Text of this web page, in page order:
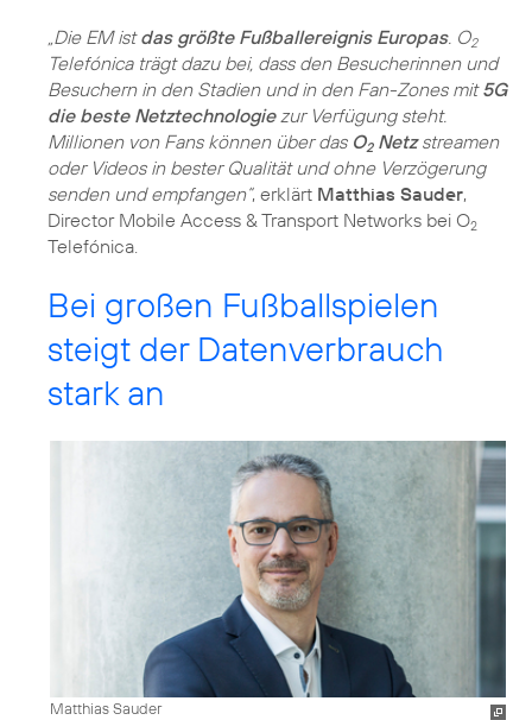
„Die EM istdas größte Fußballereignis Europas. O2
Telefónica trägt dazu bei, dass den Besucherinnen und
Besuchern in den Stadien und in den Fan-Zones mit5G
die beste Netztechnologiezur Verfügung steht.
Millionen von Fans können über das O2Netzstreamen
oder Videos in bester Qualität und ohne Verzögerung
senden und empfangen“, erklärt Matthias Sauder,
Director Mobile Access & Transport Networks bei O2
Telefónica.
Bei großen Fußballspielen
steigt der Datenverbrauch
stark an
Matthias Sauder